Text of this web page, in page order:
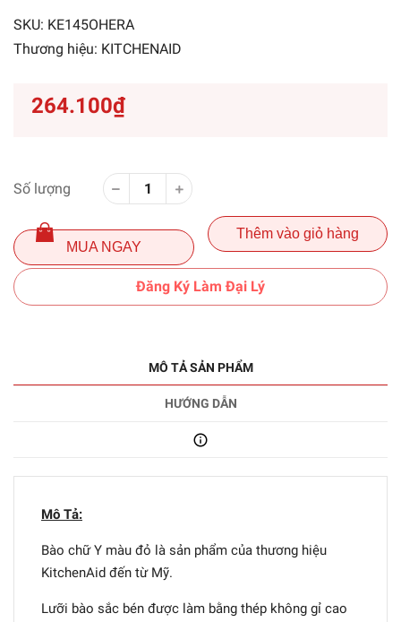
SKU: KE145OHERA
Thương hiệu: KITCHENAID
264.100₫
Số lượng
MUA NGAY
Thêm vào giỏ hàng
Đăng Ký Làm Đại Lý
MÔ TẢ SẢN PHẨM
HƯỚNG DẪN
Mô Tả:
Bào chữ Y màu đỏ là sản phẩm của thương hiệu
KitchenAid đến từ Mỹ.
Lưỡi bào sắc bén được làm bằng thép không gỉ cao